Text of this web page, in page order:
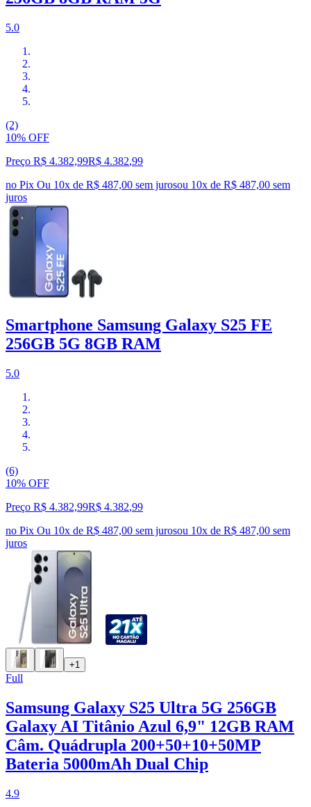
5.0
(2)
10% OFF
Preço R$ 4.382,99R$ 4.382,99
no Pix Ou 10x de R$ 487,00 sem jurosou 10x de R$ 487,00 sem
juros
Smartphone Samsung Galaxy S25 FE
256GB 5G 8GB RAM
5.0
(6)
10% OFF
Preço R$ 4.382,99R$ 4.382,99
no Pix Ou 10x de R$ 487,00 sem jurosou 10x de R$ 487,00 sem
juros
+1
Full
Samsung Galaxy S25 Ultra 5G 256GB
Galaxy AI Titânio Azul 6,9" 12GB RAM
Câm. Quádrupla 200+50+10+50MP
Bateria 5000mAh Dual Chip
4.9